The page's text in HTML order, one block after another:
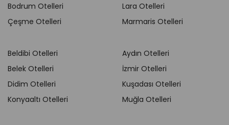
Bodrum Otelleri
Çeşme Otelleri
Lara Otelleri
Marmaris Otelleri
Beldibi Otelleri
Belek Otelleri
Didim Otelleri
Konyaaltı Otelleri
Aydın Otelleri
İzmir Otelleri
Kuşadası Otelleri
Muğla Otelleri